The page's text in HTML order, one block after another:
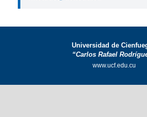
Universidad de
“Carlos Rafael
www.ucf.edu.cu